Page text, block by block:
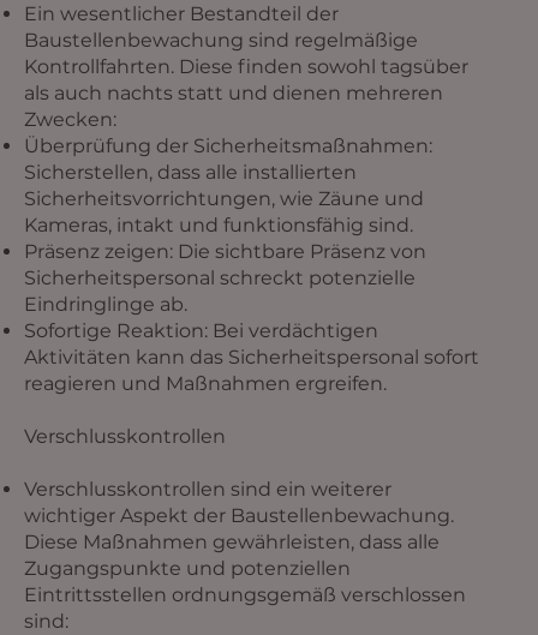
Ein wesentlicher Bestandteil der
Baustellenbewachung sind regelmäßige
Kontrollfahrten. Diese finden sowohl tagsüber
als auch nachts statt und dienen mehreren
Zwecken:
Überprüfung der Sicherheitsmaßnahmen:
Sicherstellen, dass alle installierten
Sicherheitsvorrichtungen, wie Zäune und
Kameras, intakt und funktionsfähig sind.
Präsenz zeigen: Die sichtbare Präsenz von
Sicherheitspersonal schreckt potenzielle
Eindringlinge ab.
Sofortige Reaktion: Bei verdächtigen
Aktivitäten kann das Sicherheitspersonal sofort
reagieren und Maßnahmen ergreifen.
Verschlusskontrollen
Verschlusskontrollen sind ein weiterer
wichtiger Aspekt der Baustellenbewachung.
Diese Maßnahmen gewährleisten, dass alle
Zugangspunkte und potenziellen
Eintrittsstellen ordnungsgemäß verschlossen
sind: